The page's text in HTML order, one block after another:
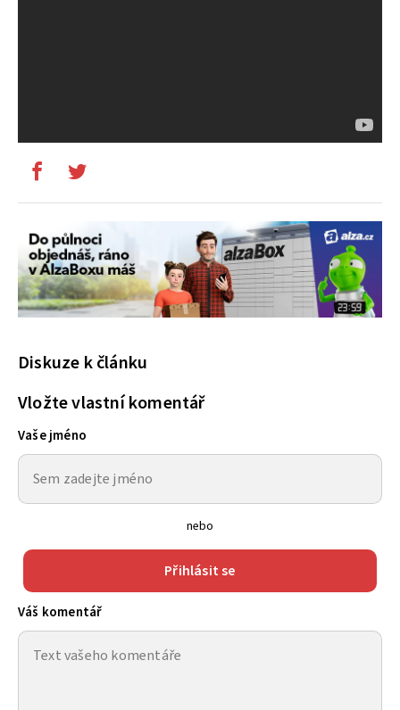
Diskuze k článku
Vložte vlastní komentář
Vaše jméno
nebo
Přihlásit se
Váš komentář